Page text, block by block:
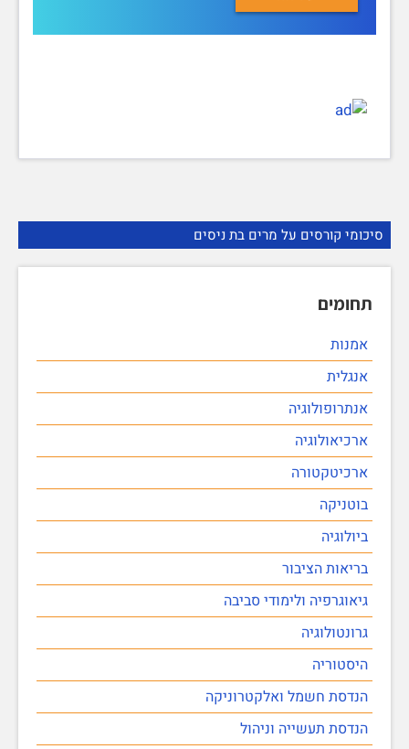
סיכומי קורסים על מרים בת ניסים
תחומים
אמנות
אנגלית
אנתרופולוגיה
ארכיאולוגיה
ארכיטקטורה
בוטניקה
ביולוגיה
בריאות הציבור
גיאוגרפיה ולימודי סביבה
גרונטולוגיה
היסטוריה
הנדסת חשמל ואלקטרוניקה
הנדסת תעשייה וניהול